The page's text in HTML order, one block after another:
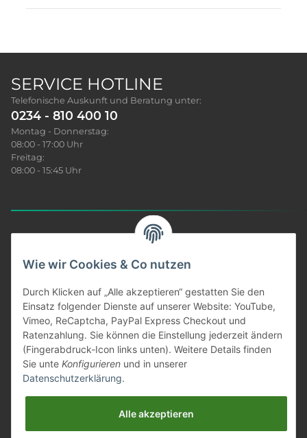
SERVICE HOTLINE
Telefonische Auskunft und Beratung unter:
0234 - 810 400 10
Montag - Donnerstag:
08:00 - 17:00 Uhr
Freitag:
08:00 - 15:45 Uhr
Produkt Infos
Unser Service
Informationen
Wie wir Cookies & Co nutzen
Durch Klicken auf „Alle akzeptieren“ gestatten Sie den
Einsatz folgender Dienste auf unserer Website: YouTube,
Vimeo, ReCaptcha, PayPal Express Checkout und
Ratenzahlung. Sie können die Einstellung jederzeit ändern
(Fingerabdruck-Icon links unten). Weitere Details finden
Sie unte Konfigurieren und in unserer
Datenschutzerklärung.
Alle akzeptieren